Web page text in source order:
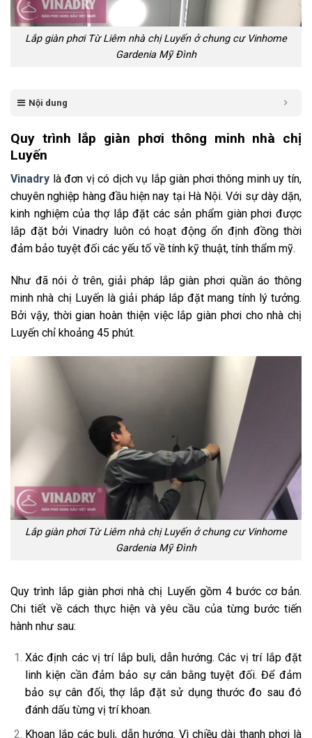
Lắp giàn phơi Từ Liêm nhà chị Luyến ở chung cư Vinhome
Gardenia Mỹ Đình
Nội dung
Quy trình lắp giàn phơi thông minh nhà chị
Luyến
Vinadry là đơn vị có dịch vụ lắp giàn phơi thông minh uy tín,
chuyên nghiệp hàng đầu hiện nay tại Hà Nội. Với sự dày dặn,
kinh nghiệm của thợ lắp đặt các sản phẩm giàn phơi được
lắp đặt bởi Vinadry luôn có hoạt động ổn định đồng thời
đảm bảo tuyệt đối các yếu tố về tính kỹ thuật, tính thẩm mỹ.
Như đã nói ở trên, giải pháp lắp giàn phơi quần áo thông
minh nhà chị Luyến là giải pháp lắp đặt mang tính lý tưởng.
Bởi vậy, thời gian hoàn thiện việc lắp giàn phơi cho nhà chị
Luyến chỉ khoảng 45 phút.
Lắp giàn phơi Từ Liêm nhà chị Luyến ở chung cư Vinhome
Gardenia Mỹ Đình
Quy trình lắp giàn phơi nhà chị Luyến gồm 4 bước cơ bản.
Chi tiết về cách thực hiện và yêu cầu của từng bước tiến
hành như sau:
Xác định các vị trí lắp buli, dẫn hướng. Các vị trí lắp đặt
linh kiện cần đảm bảo sự cân bằng tuyệt đối. Để đảm
bảo sự cân đối, thợ lắp đặt sử dụng thước đo sau đó
đánh dấu từng vị trí khoan.
Khoan lắp các buli, dẫn hướng. Vì chiều dài thanh phơi là